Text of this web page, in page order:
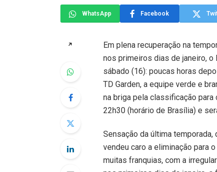
WhatsApp Facebook
↗
Em plena recuperação na
nos primeiros dias de janeiro,
sábado (16): poucas horas
TD Garden, a equipe verde e
na briga pela classificação
22h30 (horário de Brasília) e
Sensação da última
vendeu caro a eliminação para
muitas franquias, com a